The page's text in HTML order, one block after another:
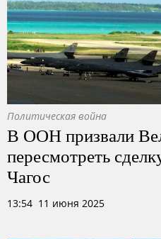
Политическая война
В ООН призвали
пересмотреть
Чагос
13:54 11 июня 2025